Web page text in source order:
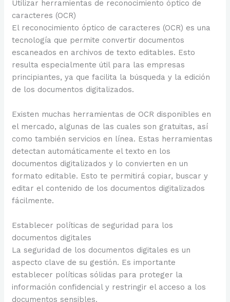
Utilizar herramientas de reconocimiento óptico de
caracteres (OCR)
El reconocimiento óptico de caracteres (OCR) es una
tecnología que permite convertir documentos
escaneados en archivos de texto editables. Esto
resulta especialmente útil para las empresas
principiantes, ya que facilita la búsqueda y la edición
de los documentos digitalizados.
Existen muchas herramientas de OCR disponibles en
el mercado, algunas de las cuales son gratuitas, así
como también servicios en línea. Estas herramientas
detectan automáticamente el texto en los
documentos digitalizados y lo convierten en un
formato editable. Esto te permitirá copiar, buscar y
editar el contenido de los documentos digitalizados
fácilmente.
Establecer políticas de seguridad para los
documentos digitales
La seguridad de los documentos digitales es un
aspecto clave de su gestión. Es importante
establecer políticas sólidas para proteger la
información confidencial y restringir el acceso a los
documentos sensibles.